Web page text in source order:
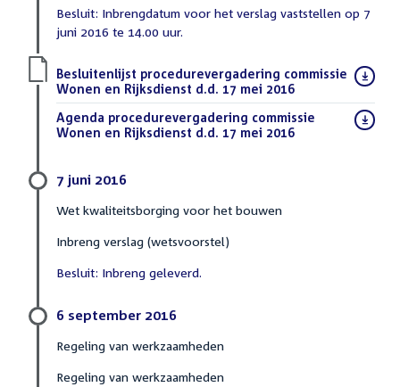
Besluit: Inbrengdatum voor het verslag vaststellen op 7
juni 2016 te 14.00 uur.
Download
bestand:
Besluitenlijst procedurevergadering commissie
Wonen en Rijksdienst d.d. 17 mei 2016
Download
bestand:
Agenda procedurevergadering commissie
Wonen en Rijksdienst d.d. 17 mei 2016
7 juni 2016
Wet kwaliteitsborging voor het bouwen
Inbreng verslag (wetsvoorstel)
Besluit: Inbreng geleverd.
6 september 2016
Regeling van werkzaamheden
Regeling van werkzaamheden